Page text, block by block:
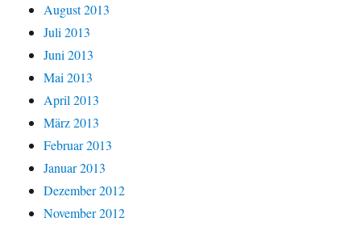
August 2013
Juli 2013
Juni 2013
Mai 2013
April 2013
März 2013
Februar 2013
Januar 2013
Dezember 2012
November 2012